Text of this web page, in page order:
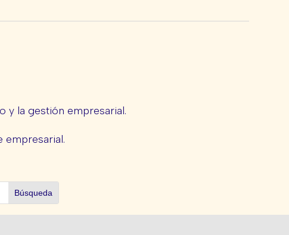
y la gestión empresarial.
empresarial.